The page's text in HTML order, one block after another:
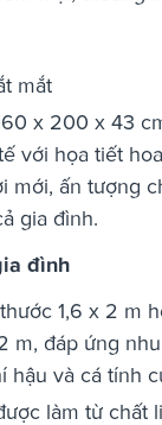
mắt
x 200 x 43
với họa tiết
mới, ấn tượng
gia đình.
đình
1,6 x 2 m
m, đáp ứng
hậu và cá tính
làm từ